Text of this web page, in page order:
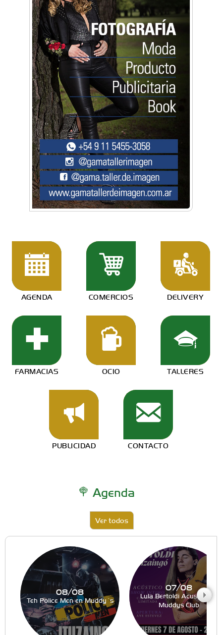
AGENDA COMERCIOS DELIVERY
FARMACIAS OCIO TALLERES
PUBLICIDAD CONTACTO
Agenda
Ver todos
08/08
Teh Police Men en Muddy´s
07/08
Lula Bertoldi Acustico en
Muddys Club